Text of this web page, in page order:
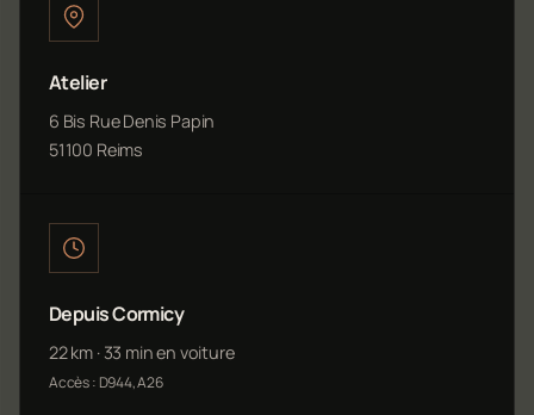
Atelier
6 Bis Rue Denis Papin
51100 Reims
Depuis Cormicy
22 km · 33 min en voiture
Accès : D944, A26